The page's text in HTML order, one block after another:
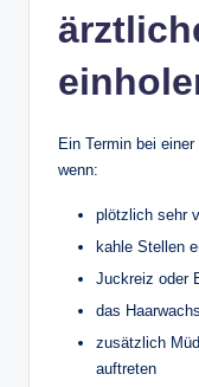
Ein Termin bei
wenn:
plötzlich sehr
kahle Stellen
Juckreiz oder
das
zusätzlich
auftreten